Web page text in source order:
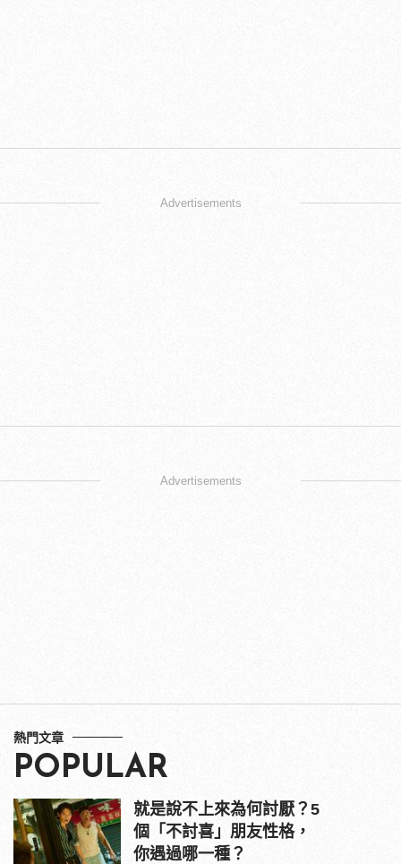
Advertisements
Advertisements
熱門文章
POPULAR
就是說不上來為何討厭？5
個「不討喜」朋友性格，
你遇過哪一種？